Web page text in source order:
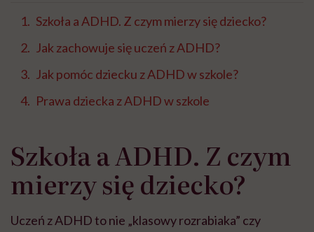
Szkoła a ADHD. Z czym mierzy się dziecko?
Jak zachowuje się uczeń z ADHD?
Jak pomóc dziecku z ADHD w szkole?
Prawa dziecka z ADHD w szkole
Szkoła a ADHD. Z czym
mierzy się dziecko?
Uczeń z ADHD to nie „klasowy rozrabiaka” czy